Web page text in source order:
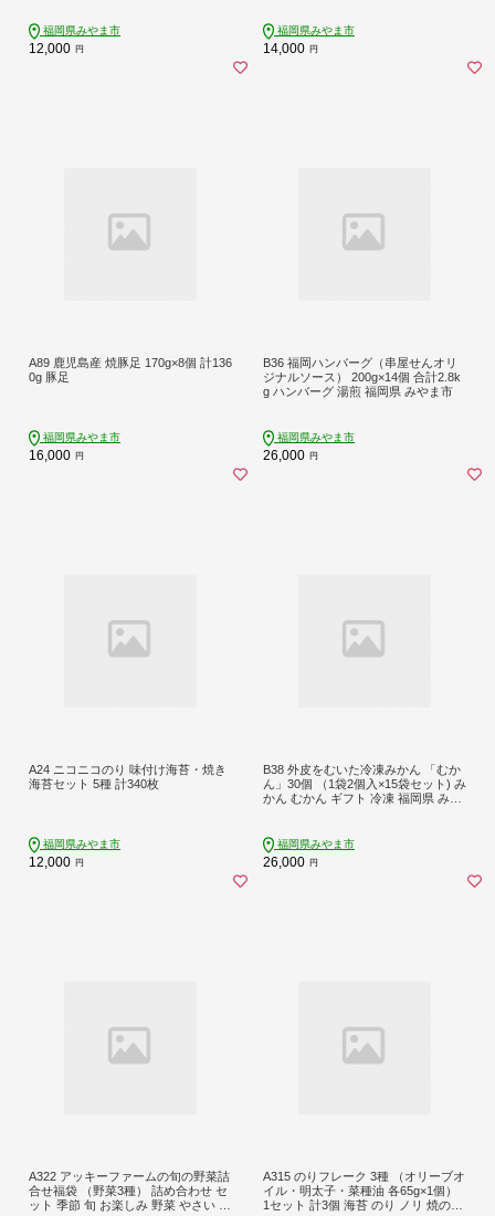
福岡県みやま市
12,000 円
福岡県みやま市
14,000 円
A89 鹿児島産 焼豚足 170g×8個 計136
0g 豚足
福岡県みやま市
16,000 円
B36 福岡ハンバーグ（串屋せんオリ
ジナルソース） 200g×14個 合計2.8k
g ハンバーグ 湯煎 福岡県 みやま市
福岡県みやま市
26,000 円
A24 ニコニコのり 味付け海苔・焼き
海苔セット 5種 計340枚
福岡県みやま市
12,000 円
B38 外皮をむいた冷凍みかん 「むか
ん」30個 （1袋2個入×15袋セット) み
かん むかん ギフト 冷凍 福岡県 みや
福岡県みやま市
26,000 円
A322 アッキーファームの旬の野菜詰
合せ福袋 （野菜3種） 詰め合わせ セ
ット 季節 旬 お楽しみ 野菜 やさい な
A315 のりフレーク 3種 （オリーブオ
イル・明太子・菜種油 各65g×1個）
1セット 計3個 海苔 のり ノリ 焼のり